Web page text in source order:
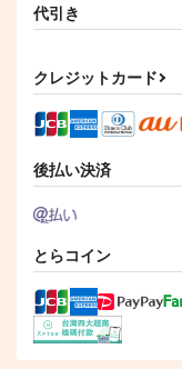
代引き
クレジットカード
後払い決済
とらコイン